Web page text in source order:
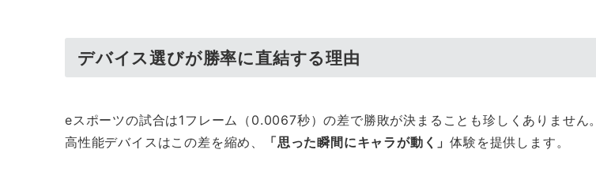
デバイス選びが勝率に直結する理由
eスポーツの試合は1フレーム（0.0067秒）の差で勝敗が決まることも珍しくありません。
高性能デバイスはこの差を縮め、
「思った瞬間にキャラが動く」体験を提供します。